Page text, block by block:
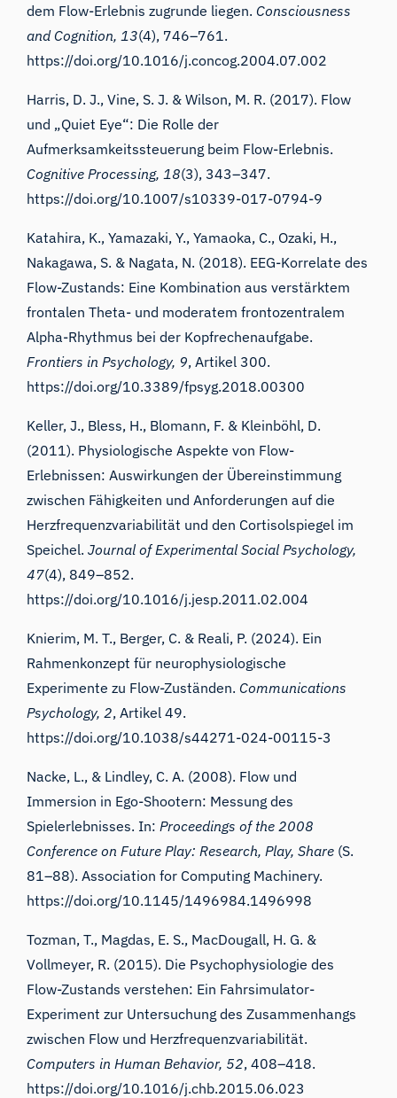
dem Flow-Erlebnis zugrunde liegen.Consciousness
and Cognition, 13(4), 746–761.
https://doi.org/10.1016/j.concog.2004.07.002
Harris, D. J., Vine, S. J. & Wilson, M. R. (2017). Flow
und „Quiet Eye“: Die Rolle der
Aufmerksamkeitssteuerung beim Flow-Erlebnis.
Cognitive Processing, 18(3), 343–347.
https://doi.org/10.1007/s10339-017-0794-9
Katahira, K., Yamazaki, Y., Yamaoka, C., Ozaki, H.,
Nakagawa, S. & Nagata, N. (2018). EEG-Korrelate des
Flow-Zustands: Eine Kombination aus verstärktem
frontalen Theta- und moderatem frontozentralem
Alpha-Rhythmus bei der Kopfrechenaufgabe.
Frontiers in Psychology, 9, Artikel 300.
https://doi.org/10.3389/fpsyg.2018.00300
Keller, J., Bless, H., Blomann, F. & Kleinböhl, D.
(2011). Physiologische Aspekte von Flow-
Erlebnissen: Auswirkungen der Übereinstimmung
zwischen Fähigkeiten und Anforderungen auf die
Herzfrequenzvariabilität und den Cortisolspiegel im
Speichel.Journal of Experimental Social Psychology,
47(4), 849–852.
https://doi.org/10.1016/j.jesp.2011.02.004
Knierim, M. T., Berger, C. & Reali, P. (2024). Ein
Rahmenkonzept für neurophysiologische
Experimente zu Flow-Zuständen.Communications
Psychology, 2, Artikel 49.
https://doi.org/10.1038/s44271-024-00115-3
Nacke, L., & Lindley, C. A. (2008). Flow und
Immersion in Ego-Shootern: Messung des
Spielerlebnisses. In: Proceedings of the 2008
Conference on Future Play: Research, Play, Share (S.
81–88). Association for Computing Machinery.
https://doi.org/10.1145/1496984.1496998
Tozman, T., Magdas, E. S., MacDougall, H. G. &
Vollmeyer, R. (2015). Die Psychophysiologie des
Flow-Zustands verstehen: Ein Fahrsimulator-
Experiment zur Untersuchung des Zusammenhangs
zwischen Flow und Herzfrequenzvariabilität.
Computers in Human Behavior, 52, 408–418.
https://doi.org/10.1016/j.chb.2015.06.023